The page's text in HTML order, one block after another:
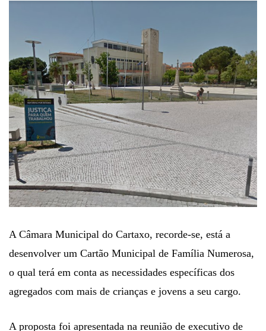
A Câmara Municipal do Cartaxo, recorde-se, está a
desenvolver um Cartão Municipal de Família Numerosa,
o qual terá em conta as necessidades específicas dos
agregados com mais de crianças e jovens a seu cargo.
A proposta foi apresentada na reunião de executivo de